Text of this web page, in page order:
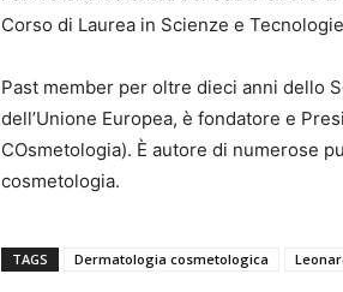
Corso di Laurea in Scienze e
Past member per oltre dieci anni dello
dell’Unione Europea, è fondatore e
COsmetologia). È autore di numerose
cosmetologia.
TAGS Dermatologia cosmetologica